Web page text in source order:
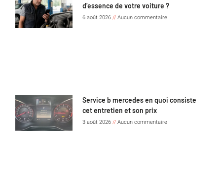
d’essence de votre voiture ?
6 août 2026 Aucun commentaire
Service b mercedes en quoi consiste
cet entretien et son prix
3 août 2026 Aucun commentaire